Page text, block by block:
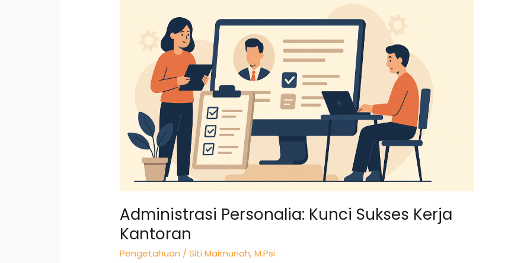
Administrasi Personalia: Kunci Sukses Kerja
Kantoran
Pengetahuan /Siti Maimunah, M.Psi
Kantoran